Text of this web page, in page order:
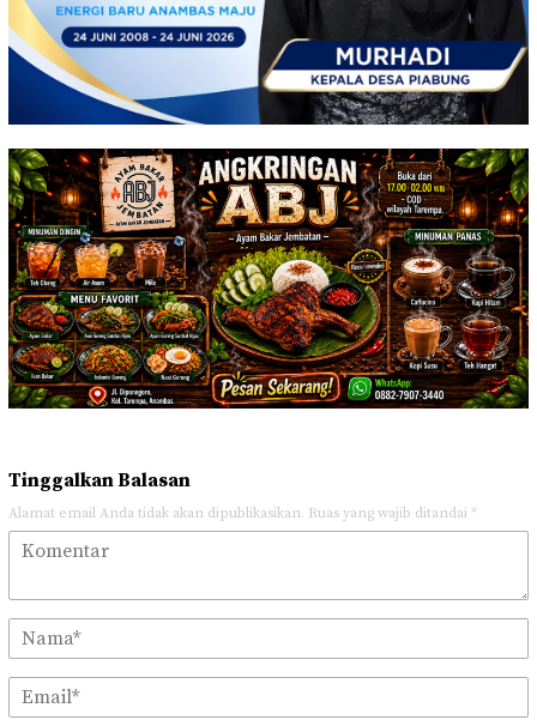
Tinggalkan Balasan
Alamat email Anda tidak akan dipublikasikan. Ruas yang wajib ditandai *